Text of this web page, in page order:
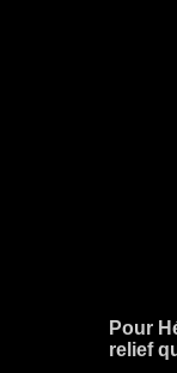
Pour
relief